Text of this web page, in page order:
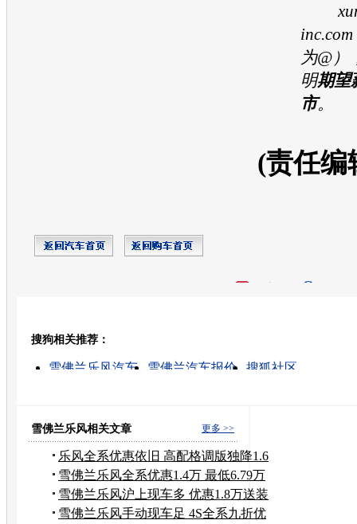
为@）
明期望
市。
(责任编
搜狗相关推荐：
雪佛兰乐风汽车 雪佛兰汽车报价
搜狐社区
更多 >>
雪佛兰乐风相关文章
乐风全系优惠依旧 高配格调版独降1.6
万
雪佛兰乐风全系优惠1.4万 最低6.79万
元
雪佛兰乐风沪上现车多 优惠1.8万送装
潢
雪佛兰乐风手动现车足 4S全系九折优